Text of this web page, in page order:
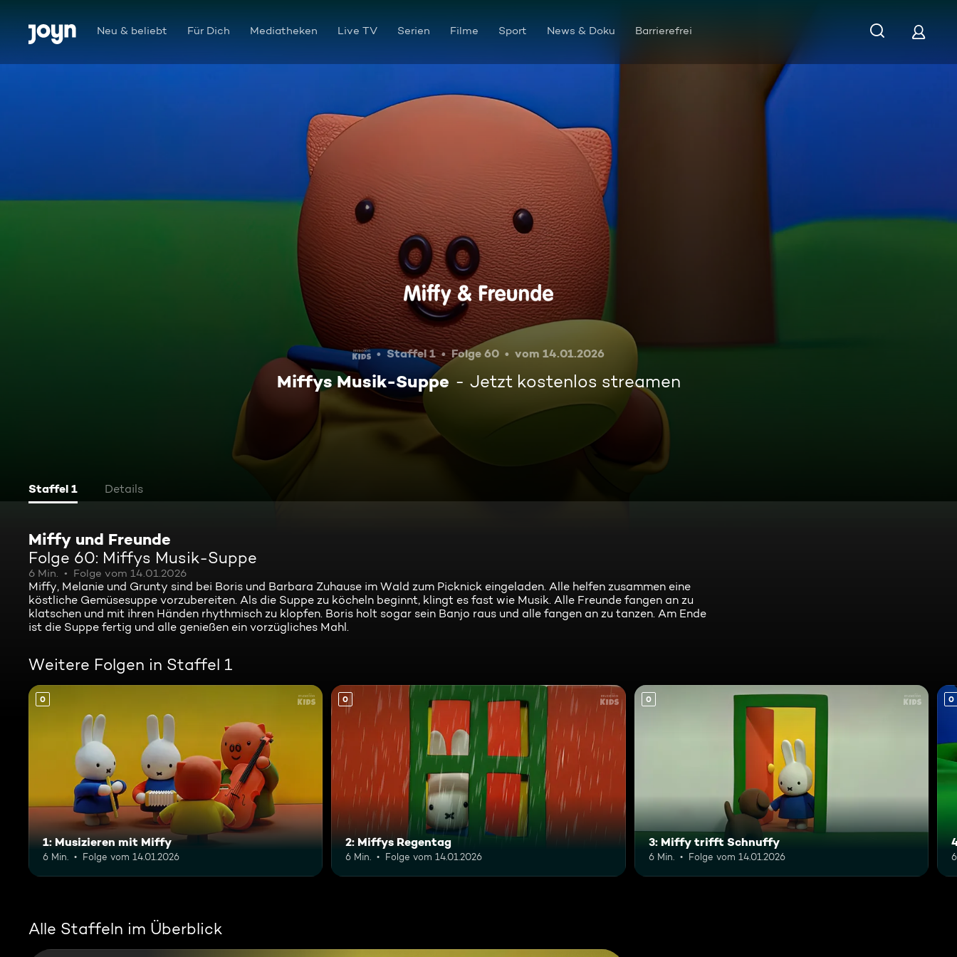
Zum Inhalt springen
Barrierefrei Neu & beliebt Für Dich Mediatheken Live TV Serien Filme Sport News & Doku Barrierefrei
Miffys Musik-Suppe
Staffel 1 Folge 60 vom 14.01.2026
Miffys Musik-Suppe Jetzt kostenlos streamen
Staffel 1 Details
Miffy und Freunde
Folge 60: Miffys Musik-Suppe
6 Min. Folge vom 14.01.2026
Miffy, Melanie und Grunty sind bei Boris und Barbara Zuhause im Wald zum Picknick eingeladen. Alle helfen zusammen eine
köstliche Gemüsesuppe vorzubereiten. Als die Suppe zu köcheln beginnt, klingt es fast wie Musik. Alle Freunde fangen an zu
klatschen und mit ihren Händen rhythmisch zu klopfen. Boris holt sogar sein Banjo raus und alle fangen an zu tanzen. Am Ende
ist die Suppe fertig und alle genießen ein vorzügliches Mahl.
Weitere Folgen in Staffel 1
0
1: Musizieren mit Miffy
6 Min. Folge vom 14.01.2026
0
2: Miffys Regentag
6 Min. Folge vom 14.01.2026
0
3: Miffy trifft Schnuffy
6 Min. Folge vom 14.01.2026
0
Alle Staffeln im Überblick